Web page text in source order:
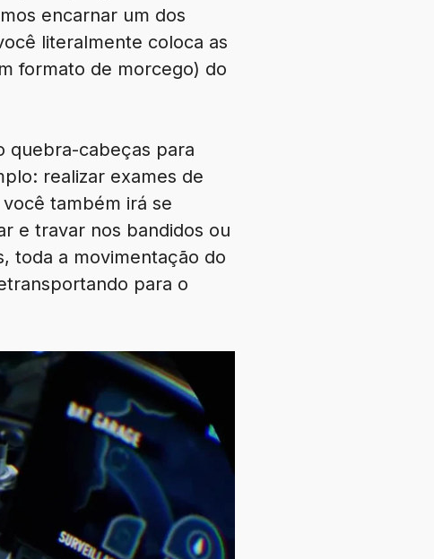
encarnar um dos
literalmente coloca as
formato de morcego) do
quebra-cabeças para
realizar exames de
também irá se
e travar nos bandidos ou
toda a movimentação do
para o